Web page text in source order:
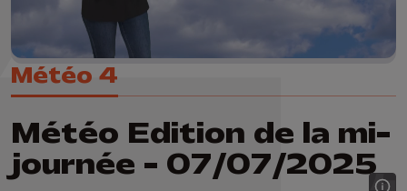
Météo 4
Météo Edition de la mi-
journée - 07/07/2025